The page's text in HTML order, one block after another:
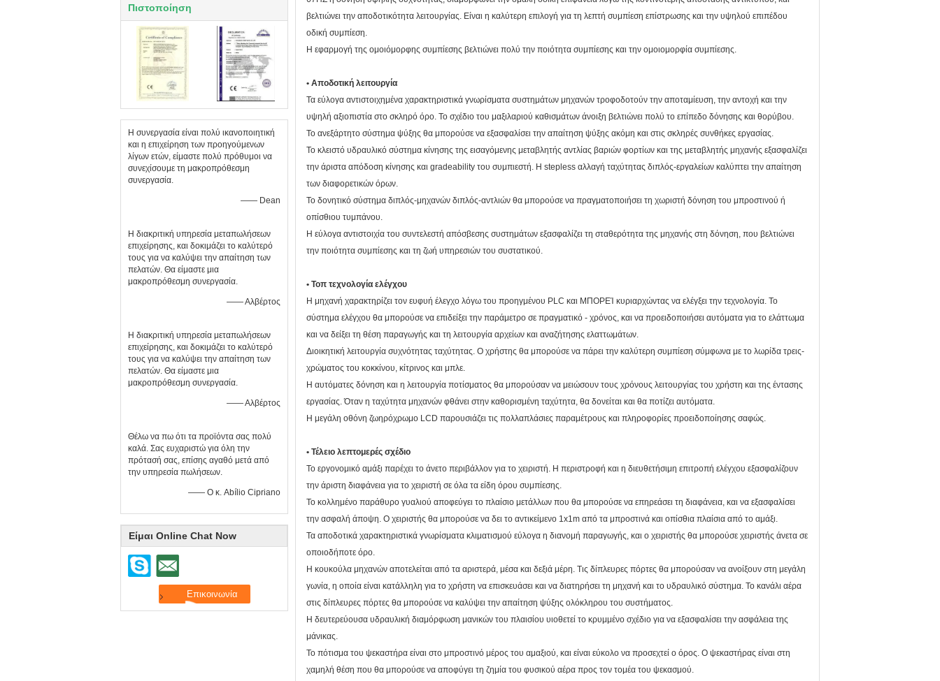
Πιστοποίηση
Η συνεργασία είναι πολύ ικανοποιητική
και η επιχείρηση των προηγούμενων
λίγων ετών, είμαστε πολύ πρόθυμοι να
συνεχίσουμε τη μακροπρόθεσμη
συνεργασία.
—— Dean
Η διακριτική υπηρεσία μεταπωλήσεων
επιχείρησης, και δοκιμάζει το καλύτερό
τους για να καλύψει την απαίτηση των
πελατών. Θα είμαστε μια
μακροπρόθεσμη συνεργασία.
—— Αλβέρτος
Η διακριτική υπηρεσία μεταπωλήσεων
επιχείρησης, και δοκιμάζει το καλύτερό
τους για να καλύψει την απαίτηση των
πελατών. Θα είμαστε μια
μακροπρόθεσμη συνεργασία.
—— Αλβέρτος
Θέλω να πω ότι τα προϊόντα σας πολύ
καλά. Σας ευχαριστώ για όλη την
πρότασή σας, επίσης αγαθό μετά από
την υπηρεσία πωλήσεων.
—— Ο κ. Abílio Cipriano
Είμαι Online Chat Now
βελτιώνει την αποδοτικότητα λειτουργίας. Είναι η καλύτερη επιλογή για τη λεπτή συμπίεση επίστρωσης και την υψηλού επιπέδου
οδική συμπίεση.
Η εφαρμογή της ομοιόμορφης συμπίεσης βελτιώνει πολύ την ποιότητα συμπίεσης και την ομοιομορφία συμπίεσης.
• Αποδοτική λειτουργία
Τα εύλογα αντιστοιχημένα χαρακτηριστικά γνωρίσματα συστημάτων μηχανών τροφοδοτούν την αποταμίευση, την αντοχή και την
υψηλή αξιοπιστία στο σκληρό όρο. Το σχέδιο του μαξιλαριού καθισμάτων άνοιξη βελτιώνει πολύ το επίπεδο δόνησης και θορύβου.
Το ανεξάρτητο σύστημα ψύξης θα μπορούσε να εξασφαλίσει την απαίτηση ψύξης ακόμη και στις σκληρές συνθήκες εργασίας.
Το κλειστό υδραυλικό σύστημα κίνησης της εισαγόμενης μεταβλητής αντλίας βαριών φορτίων και της μεταβλητής μηχανής εξασφαλίζει
την άριστα απόδοση κίνησης και gradeability του συμπιεστή. Η stepless αλλαγή ταχύτητας διπλός-εργαλείων καλύπτει την απαίτηση
των διαφορετικών όρων.
Το δονητικό σύστημα διπλός-μηχανών διπλός-αντλιών θα μπορούσε να πραγματοποιήσει τη χωριστή δόνηση του μπροστινού ή
οπίσθιου τυμπάνου.
Η εύλογα αντιστοιχία του συντελεστή απόσβεσης συστημάτων εξασφαλίζει τη σταθερότητα της μηχανής στη δόνηση, που βελτιώνει
την ποιότητα συμπίεσης και τη ζωή υπηρεσιών του συστατικού.
• Τοπ τεχνολογία ελέγχου
Η μηχανή χαρακτηρίζει τον ευφυή έλεγχο λόγω του προηγμένου PLC και ΜΠΟΡΕΊ κυριαρχώντας να ελέγξει την τεχνολογία. Το
σύστημα ελέγχου θα μπορούσε να επιδείξει την παράμετρο σε πραγματικό - χρόνος, και να προειδοποιήσει αυτόματα για το ελάττωμα
και να δείξει τη θέση παραγωγής και τη λειτουργία αρχείων και αναζήτησης ελαττωμάτων.
Διοικητική λειτουργία συχνότητας ταχύτητας. Ο χρήστης θα μπορούσε να πάρει την καλύτερη συμπίεση σύμφωνα με το λωρίδα τρεις-
χρώματος του κοκκίνου, κίτρινος και μπλε.
Η αυτόματες δόνηση και η λειτουργία ποτίσματος θα μπορούσαν να μειώσουν τους χρόνους λειτουργίας του χρήστη και της έντασης
εργασίας. Όταν η ταχύτητα μηχανών φθάνει στην καθορισμένη ταχύτητα, θα δονείται και θα ποτίζει αυτόματα.
Η μεγάλη οθόνη ζωηρόχρωμο LCD παρουσιάζει τις πολλαπλάσιες παραμέτρους και πληροφορίες προειδοποίησης σαφώς.
• Τέλειο λεπτομερές σχέδιο
Το εργονομικό αμάξι παρέχει το άνετο περιβάλλον για το χειριστή. Η περιστροφή και η διευθετήσιμη επιτροπή ελέγχου εξασφαλίζουν
την άριστη διαφάνεια για το χειριστή σε όλα τα είδη όρου συμπίεσης.
Το κολλημένο παράθυρο γυαλιού αποφεύγει το πλαίσιο μετάλλων που θα μπορούσε να επηρεάσει τη διαφάνεια, και να εξασφαλίσει
την ασφαλή άποψη. Ο χειριστής θα μπορούσε να δει το αντικείμενο 1x1m από τα μπροστινά και οπίσθια πλαίσια από το αμάξι.
Τα αποδοτικά χαρακτηριστικά γνωρίσματα κλιματισμού εύλογα η διανομή παραγωγής, και ο χειριστής θα μπορούσε χειριστής άνετα σε
οποιοδήποτε όρο.
Η κουκούλα μηχανών αποτελείται από τα αριστερά, μέσα και δεξιά μέρη. Τις δίπλευρες πόρτες θα μπορούσαν να ανοίξουν στη μεγάλη
γωνία, η οποία είναι κατάλληλη για το χρήστη να επισκευάσει και να διατηρήσει τη μηχανή και το υδραυλικό σύστημα. Το κανάλι αέρα
στις δίπλευρες πόρτες θα μπορούσε να καλύψει την απαίτηση ψύξης ολόκληρου του συστήματος.
Η δευτερεύουσα υδραυλική διαμόρφωση μανικών του πλαισίου υιοθετεί το κρυμμένο σχέδιο για να εξασφαλίσει την ασφάλεια της
μάνικας.
Το πότισμα του ψεκαστήρα είναι στο μπροστινό μέρος του αμαξιού, και είναι εύκολο να προσεχτεί ο όρος. Ο ψεκαστήρας είναι στη
χαμηλή θέση που θα μπορούσε να αποφύγει τη ζημία του φυσικού αέρα προς τον τομέα του ψεκασμού.